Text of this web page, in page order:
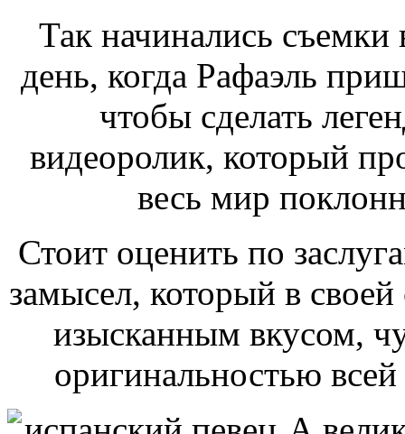
Так начинались съемки
день, когда Рафаэль
чтобы сделать
видеоролик, который
весь мир
Стоит оценить по
замысел, который в
изысканным вкусом,
оригинальностью